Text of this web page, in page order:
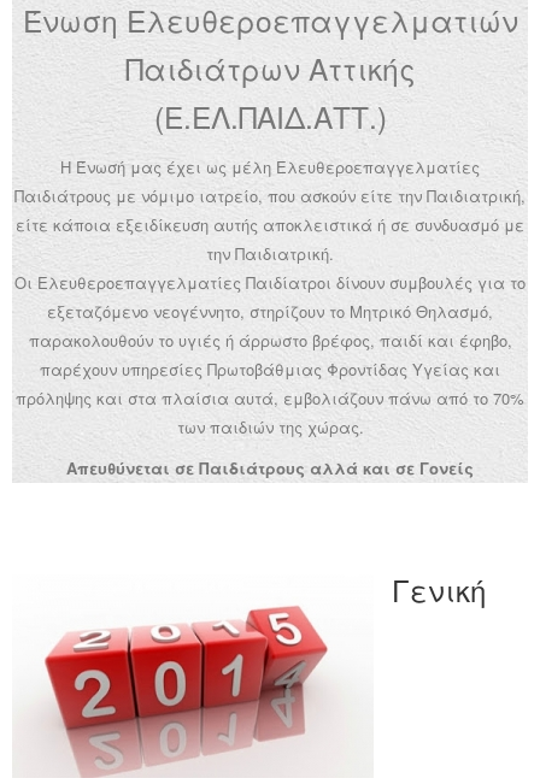
Ένωση Ελευθεροεπαγγελματιών
Παιδιάτρων Αττικής
(Ε.ΕΛ.ΠΑΙΔ.ΑΤΤ.)
Η Ένωσή μας έχει ως μέλη Ελευθεροεπαγγελματίες
Παιδιάτρους με νόμιμο ιατρείο, που ασκούν είτε την Παιδιατρική,
είτε κάποια εξειδίκευση αυτής αποκλειστικά ή σε συνδυασμό με
την Παιδιατρική.
Οι Ελευθεροεπαγγελματίες Παιδίατροι δίνουν συμβουλές για το
εξεταζόμενο νεογέννητο, στηρίζουν το Μητρικό Θηλασμό,
παρακολουθούν το υγιές ή άρρωστο βρέφος, παιδί και έφηβο,
παρέχουν υπηρεσίες Πρωτοβάθμιας Φροντίδας Υγείας και
πρόληψης και στα πλαίσια αυτά, εμβολιάζουν πάνω από το 70%
των παιδιών της χώρας.
Απευθύνεται σε Παιδιάτρους αλλά και σε Γονείς
Γενική
Ανακοινώσεις
Εργαλεία για Παιδιάτρους
Χρήσιμα Links
Επεξεργασία Προφίλ